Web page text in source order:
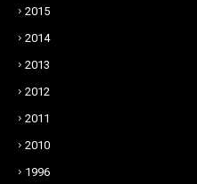
2015
2014
2013
2012
2011
2010
1996